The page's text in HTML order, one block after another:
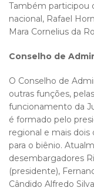
Também participou
nacional, Rafael
Mara Cornelius da
Conselho de
O Conselho de
outras funções,
funcionamento da
é formado pelo
regional e mais
para o biênio.
desembargadores
(presidente),
Cândido Alfredo